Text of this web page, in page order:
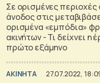
Σε ορισμένες
άνοδος στις
ορισμένα «εμπόδια»
ακινήτων - Τι δείχνει η
πρώτο εξάμηνο
ΑΚΙΝΗΤΑ 27.07.2022,